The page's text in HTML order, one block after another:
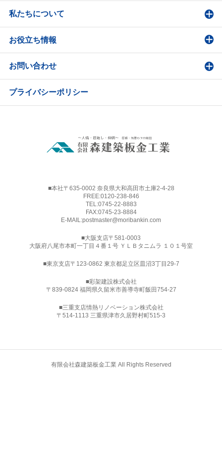
私たちについて
お役立ち情報
お問い合わせ
プライバシーポリシー
■本社〒635-0002 奈良県大和高田市土庫2-4-28
FREE:0120-238-846
TEL:0745-22-8883
FAX:0745-23-8884
E-MAIL:postmaster@moribankin.com
■大阪支店〒581-0003
大阪府八尾市本町一丁目４番１号 ＹＬＢタニムラ １０１号室
■東京支店〒123-0862 東京都足立区皿沼3丁目29-7
■彩架建設株式会社
〒839-0824 福岡県久留米市善導寺町飯田754-27
■三重支店情熱リノベーション株式会社
〒514-1113 三重県津市久居野村町515-3
有限会社森建築板金工業 All Rights Reserved